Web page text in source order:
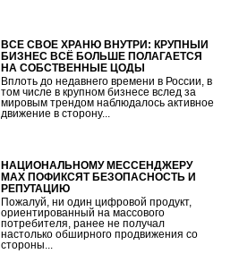
ВСЁ СВОЁ ХРАНЮ ВНУТРИ: КРУПНЫЙ
БИЗНЕС ВСЁ БОЛЬШЕ ПОЛАГАЕТСЯ
НА СОБСТВЕННЫЕ ЦОДЫ
Вплоть до недавнего времени в России, в
том числе в крупном бизнесе вслед за
мировым трендом наблюдалось активное
движение в сторону...
НАЦИОНАЛЬНОМУ МЕССЕНДЖЕРУ
МАХ ПОФИКСЯТ БЕЗОПАСНОСТЬ И
РЕПУТАЦИЮ
Пожалуй, ни один цифровой продукт,
ориентированный на массового
потребителя, ранее не получал
настолько обширного продвижения со
стороны...